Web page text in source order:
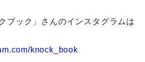
ブック」さんのインスタグラムは
knock_book